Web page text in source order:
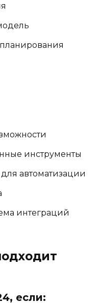
инструменты
автоматизации
интеграций
если: